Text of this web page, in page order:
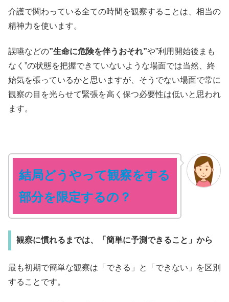
介護で関わっている全ての時間を観察することは、相当の
精神力を使います。
誤嚥などの”生命に危険を伴うおそれ”や”利用開始後まも
なく”の状態を把握できていないような場面では当然、終
始気を張っているかと思いますが、そうでない場面で常に
観察の目を光らせて緊張を高く保つ必要性は低いと思われ
ます。
結局どうやって観察をする
部分を限定するの？
観察に慣れるまでは、「簡単に予測できること」から
最も初期で簡単な観察は「できる」と「できない」を区別
することです。